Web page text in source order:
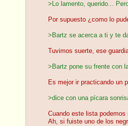
>Lo lamento, querido...
Por supuesto ¿como lo
>Bartz se acerca a ti y te
Tuvimos suerte, ese
>Bartz pone su frente con
Es mejor ir practicando un
>dice con una pícara
Cuando este lista podemos
Ah, si fuiste uno de los